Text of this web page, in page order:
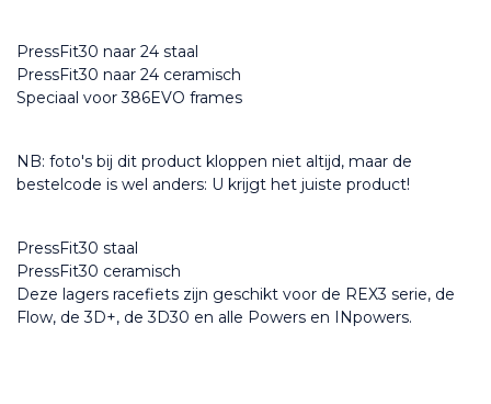
PressFit30 naar 24 staal
PressFit30 naar 24 ceramisch
Speciaal voor 386EVO frames
NB: foto's bij dit product kloppen niet altijd, maar de
bestelcode is wel anders: U krijgt het juiste product!
PressFit30 staal
PressFit30 ceramisch
Deze lagers racefiets zijn geschikt voor de REX3 serie, de
Flow, de 3D+, de 3D30 en alle Powers en INpowers.